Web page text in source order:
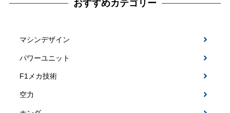
おすすめカテゴリー
マシンデザイン
パワーユニット
F1メカ技術
空力